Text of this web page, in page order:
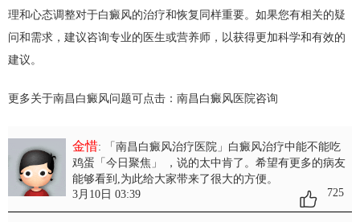
理和心态调整对于白癜风的治疗和恢复同样重要。如果您有相关的疑
问和需求，建议咨询专业的医生或营养师，以获得更加科学和有效的
建议。
更多关于南昌白癜风问题可点击： 南昌白癜风医院咨询
金惜: 「南昌白癜风治疗医院」白癜风治疗中能不能吃
鸡蛋「今日聚焦」
，说的太中肯了。希望有更多的病友
能够看到,为此给大家带来了很大的方便。
3月10日 03:39
725